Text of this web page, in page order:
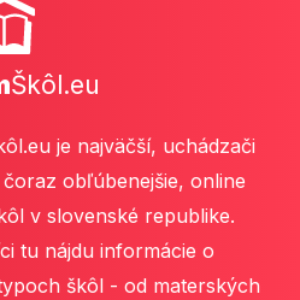
Škôl.eu
je najväčší, uchádzači
obľúbenejšie, online
v slovenské republike.
tu nájdu informácie o
škôl - od materských